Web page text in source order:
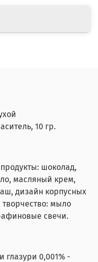
10 гр.
шоколад,
масляный крем,
дизайн корпусных
мыло
свечи.
0,001% -